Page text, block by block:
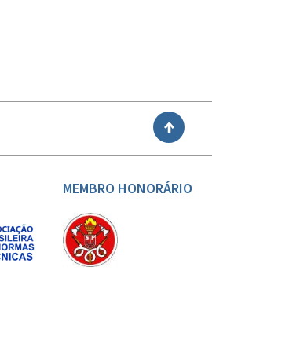
MEMBRO HONORÁRIO